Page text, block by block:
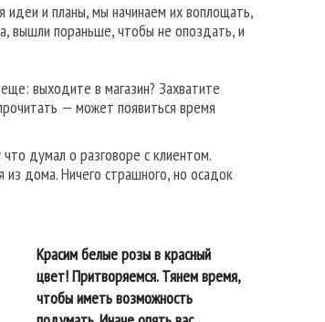
идеи и планы, мы начинаем их воплощать,
вышли пораньше, чтобы не опоздать, и
выходите в магазин? Захватите
— может появиться время
думал о разговоре с клиентом.
дома. Ничего страшного, но осадок
Красим белые розы в красный
цвет! Притворяемся. Тянем время,
чтобы иметь возможность